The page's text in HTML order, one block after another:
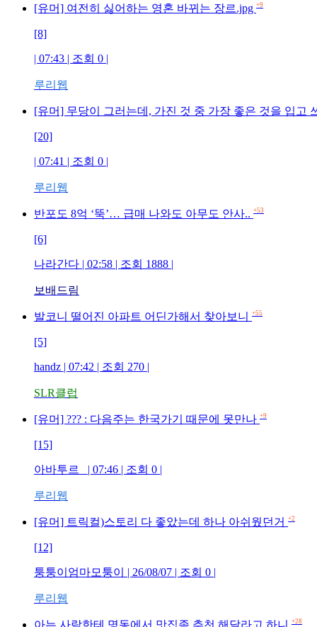
[유머] 여전히 싫어하는 영혼 바뀌는 장르.jpg +9
[8]
| 07:43 | 조회 0 |
루리웹
[유머] 무당이 그러는데, 가진 것 중 가장 좋은 것을 입고
[20]
| 07:41 | 조회 0 |
루리웹
반포도 8억 ‘뚝’… 급매 나와도 아무도 안사.. +53
[6]
나라간다 | 02:58 | 조회 1888 |
보배드림
발코니 떨어진 아파트 어딘가해서 찾아보니 +55
[5]
handz | 07:42 | 조회 270 |
SLR클럽
[유머] ??? : 다음주는 한국가기 때문에 못만나 +9
[15]
아바투르_ | 07:46 | 조회 0 |
루리웹
[유머] 트릭컬)스토리 다 좋았는데 하나 아쉬웠던거 +2
[12]
퉁퉁이엄마모퉁이 | 26/08/07 | 조회 0 |
루리웹
아는 사람한테 명동에서 맛집좀 추천 해달라고 하니 +28